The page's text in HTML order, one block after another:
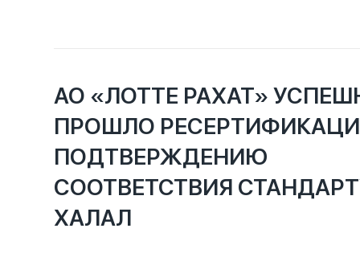
и дополняется по мере поступления информации с
АО «ЛОТТЕ РАХАТ»
ПРОШЛО
ПОДТВЕРЖДЕНИЮ
СООТВЕТСТВИЯ
ХАЛАЛ